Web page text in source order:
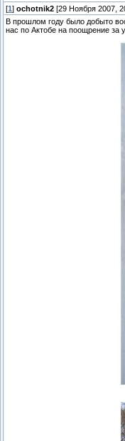
[1 ] ochotnik2 [29 Ноября 2007,
В прошлом году было добыто
нас по Актобе на поощрение за